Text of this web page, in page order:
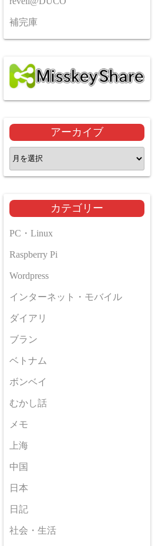
補完庫
アーカイブ
ア
ー
イ
ブ
カテゴリー
PC・Linux
Raspberry Pi
Wordpress
インターネット・モバイル
ダイアリ
ブラン
ベトナム
ボンベイ
むかし話
メモ
上海
中国
日本
日記
社会・生活